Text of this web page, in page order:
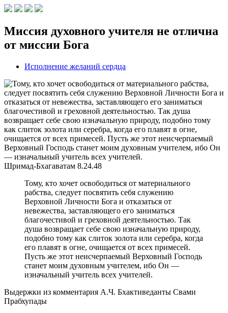
Миссия духовного учителя не отлична
от миссии Бога
Исполнение желаний сердца
Шримад-Бхагаватам 8.24.48
Тому, кто хочет освободиться от материального
рабства, следует посвятить себя служению
Верховной Личности Бога и отказаться от
невежества, заставляющего его заниматься
благочестивой и греховной деятельностью. Так
душа возвращает себе свою изначальную природу,
подобно тому как слиток золота или серебра, когда
его плавят в огне, очищается от всех примесей.
Пусть же этот неисчерпаемый Верховный Господь
станет моим духовным учителем, ибо Он —
изначальный учитель всех учителей.
Выдержки из комментария А.Ч. Бхактиведанты Свами
Прабхупады